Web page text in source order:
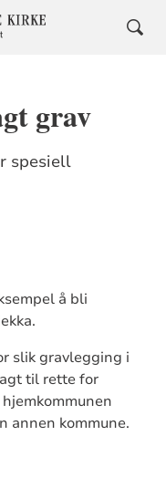
grav
spesiell
å bli
slik gravlegging i
til rette for
annen kommune.